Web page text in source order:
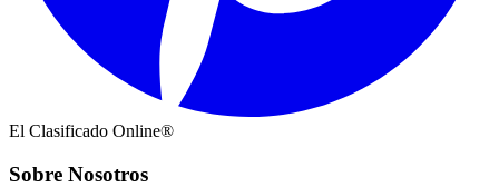
El Clasificado Online®
Sobre Nosotros